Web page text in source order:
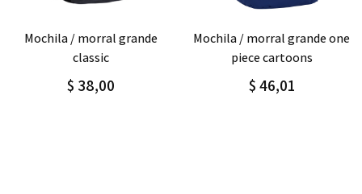
Agregar Detalle
piece cartoons
$ 46,01
Agregar Detalle
mochila / morral grande
sport boy
$ 55,00